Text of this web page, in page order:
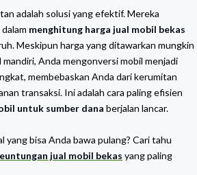
adalah solusi yang efektif. Mereka
menghitung harga jual mobil bekas
Meskipun harga yang ditawarkan mungkin
Anda mengonversi mobil menjadi
membebaskan Anda dari kerumitan
transaksi. Ini adalah cara paling efisien
untuk sumber dana berjalan lancar.
yang bisa Anda bawa pulang? Cari tahu
jual mobil bekas yang paling